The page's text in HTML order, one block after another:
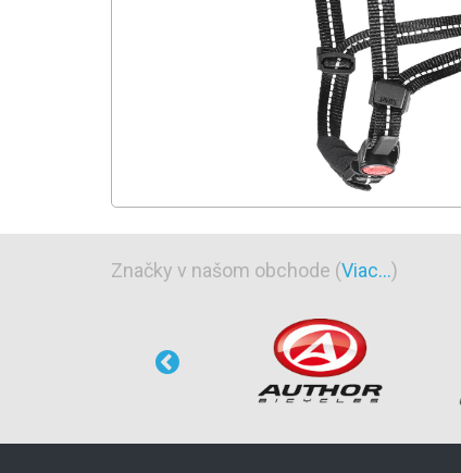
Značky v našom obchode (Viac...)